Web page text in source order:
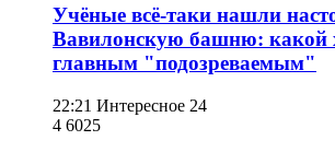
Учёные всё-таки нашли
Вавилонскую башню: какой
главным "подозреваемым"
22:21 Интересное 24
4 6025